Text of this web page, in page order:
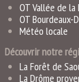
OT Vallée de la
OT Bourdeaux-
Météo locale
Découvrir notre
La Forêt de
La Drôme